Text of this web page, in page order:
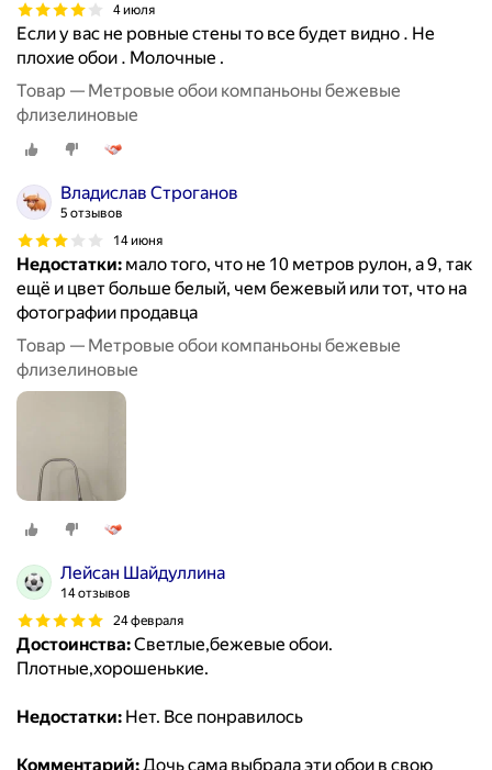
4 июля
Если у вас не ровные стены то все будет видно . Не
плохие обои . Молочные .
Товар — Метровые обои компаньоны бежевые
флизелиновые
Владислав Строганов
5 отзывов
14 июня
Недостатки: мало того, что не 10 метров рулон, а 9, так
ещё и цвет больше белый, чем бежевый или тот, что на
фотографии продавца
Товар — Метровые обои компаньоны бежевые
флизелиновые
Лейсан Шайдуллина
14 отзывов
24 февраля
Достоинства:Светлые,бежевые обои.
Плотные,хорошенькие.
Недостатки: Нет. Все понравилось
Комментарий:Дочь сама выбрала эти обои в свою